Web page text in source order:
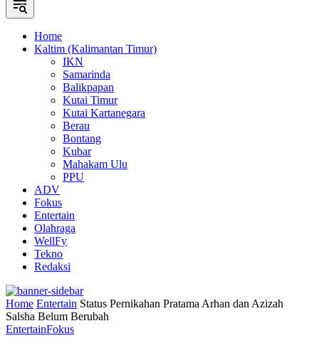
Home
Kaltim (Kalimantan Timur)
IKN
Samarinda
Balikpapan
Kutai Timur
Kutai Kartanegara
Berau
Bontang
Kubar
Mahakam Ulu
PPU
ADV
Fokus
Entertain
Olahraga
WellFy
Tekno
Redaksi
Home Entertain Status Pernikahan Pratama Arhan dan Azizah
Salsha Belum Berubah
EntertainFokus